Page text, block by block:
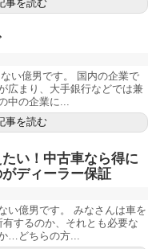
事を読む
い億男です。 国内の企業で
広まり、大手銀行などでは兼
中の企業に...
事を読む
い！中古車なら得に
ディーラー保証
い億男です。 みなさんは車を
するのか、それとも必要な
…どちらの方...